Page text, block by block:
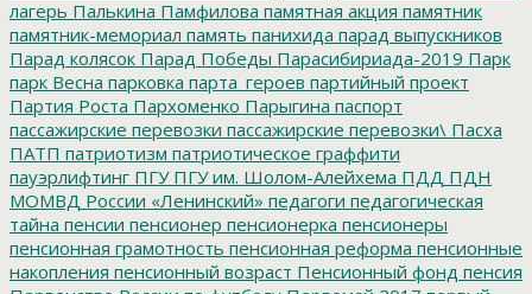
лагерь Палькина Памфилова памятная акция памятник
памятник-мемориал память панихида парад выпускников
Парад колясок Парад Победы Парасибириада-2019 Парк
парк Весна парковка парта_героев партийный проект
Партия Роста Пархоменко Парыгина паспорт
пассажирские перевозки пассажирские перевозки\ Пасха
ПАТП патриотизм патриотическое граффити
пауэрлифтинг ПГУПГУ им. Шолом-Алейхема ПДД ПДН
МОМВД России «Ленинский» педагоги педагогическая
тайна пенсии пенсионер пенсионерка пенсионеры
пенсионная грамотность пенсионная реформа пенсионные
накопления пенсионный возраст Пенсионный фонд пенсия